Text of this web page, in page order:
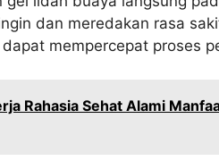
dan meredakan rasa
mempercepat proses
Rahasia Sehat Alami